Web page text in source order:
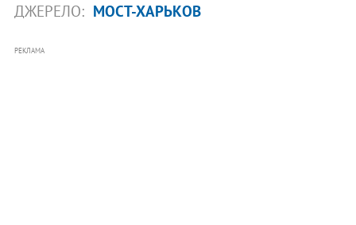
ДЖЕРЕЛО: МОСТ-ХАРЬКОВ
РЕКЛАМА